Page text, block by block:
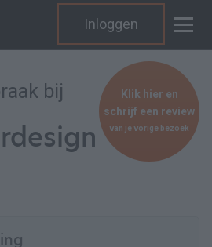
Inloggen
bij
Klik hier en
schrijf een review
van je vorige bezoek